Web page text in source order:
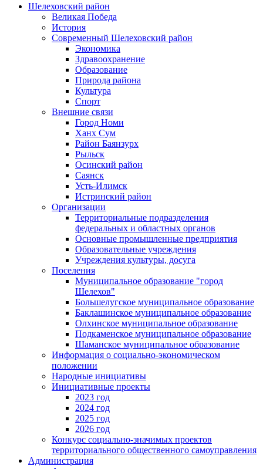
Шелеховский район
Великая Победа
История
Современный Шелеховский район
Экономика
Здравоохранение
Образование
Природа района
Культура
Спорт
Внешние связи
Город Номи
Ханх Сум
Район Баянзурх
Рыльск
Осинский район
Саянск
Усть-Илимск
Истринский район
Организации
Территориальные подразделения
федеральных и областных органов
Основные промышленные предприятия
Образовательные учреждения
Учреждения культуры, досуга
Поселения
Муниципальное образование "город
Шелехов"
Большелугское муниципальное образование
Баклашинское муниципальное образование
Олхинское муниципальное образование
Подкаменское муниципальное образование
Шаманское муниципальное образование
Информация о социально-экономическом
положении
Народные инициативы
Инициативные проекты
2023 год
2024 год
2025 год
2026 год
Конкурс социально-значимых проектов
территориального общественного самоуправления
Администрация